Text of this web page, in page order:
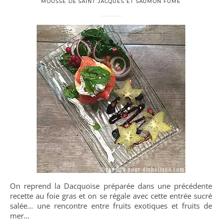
On reprend la Dacquoise préparée dans une précédente
recette au foie gras et on se régale avec cette entrée sucré
salée… une rencontre entre fruits exotiques et fruits de
mer…